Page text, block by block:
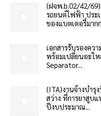
(ฝจพ.b.02/42/69)
รถยนต์ไฟฟ้า ประ
ของแบตเตอรี่มากก
เอกสารรับรองคว
พร้อมเปลี่ยนอะไห
Separator...
(ITA)งานจ้างบำ
สว่าง ที่การยาสูบ
ปีงบประมาณ...